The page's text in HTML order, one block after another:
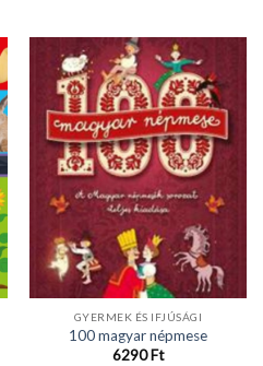
GYERMEK ÉS IFJÚSÁGI
100 magyar népmese
6290Ft